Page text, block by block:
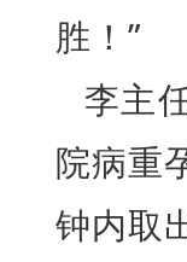
胜！”
李主
院病重
钟内取